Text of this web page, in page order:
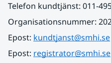
Telefon kundtjänst: 011-
Organisationsnummer:
Epost: kundtjanst@smhi.se
Epost: registrator@smhi.se